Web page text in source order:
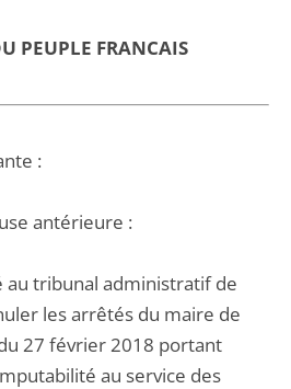
PEUPLE FRANCAIS
:
antérieure :
au tribunal administratif de
les arrêtés du maire de
27 février 2018 portant
au service des